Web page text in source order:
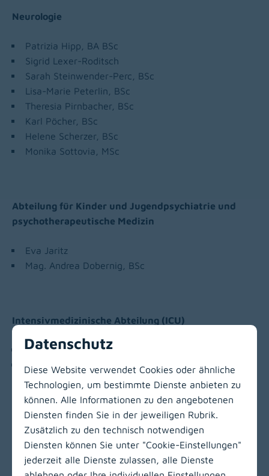
Neurologie
Patrizia Hipp, BA BSc
Sigrid Lexer-Roditsch
Sarah Steinwender-Perc, BSc
Lisa-Marie Peterlin, BSc
Theresia Pirnbacher, BSc
Karl Pöcher, BSc
Helene Scherzer, BSc
Monika Sottovia, MSc
Abteilung für Kinder und Jugendpsychiatrie und
psychotherapeutische Medizin
Eva Jaritz
Mag. Andrea Dobernig, BSc
Intensivmedizinische Abteilung (ICU)
Katharina Hanschitz, BSc
Helmut Weissmann
Zur Hauptnavigation
Datenschutz
Diese Website verwendet Cookies oder ähnliche
Technologien, um bestimmte Dienste anbieten zu
können. Alle Informationen zu den angebotenen
Diensten finden Sie in der jeweiligen Rubrik.
Zusätzlich zu den technisch notwendigen
Diensten können Sie unter "Cookie-Einstellungen"
jederzeit alle Dienste zulassen, alle Dienste